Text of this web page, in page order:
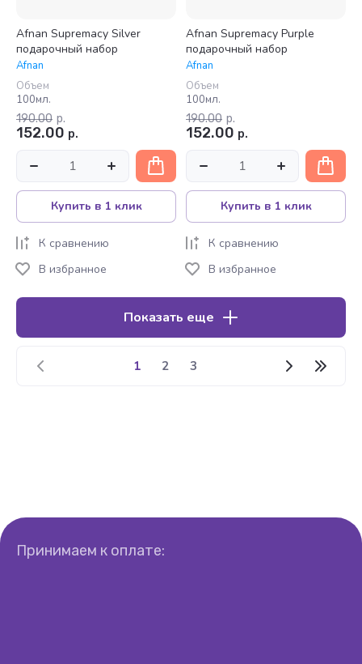
Afnan Supremacy Silver
подарочный набор
Afnan
Объем
100мл.
190.00 р.
152.00 р.
Купить в 1 клик
К сравнению
В избранное
Afnan Supremacy Purple
подарочный набор
Afnan
Объем
100мл.
190.00 р.
152.00 р.
Купить в 1 клик
К сравнению
В избранное
Показать еще
1 2 3
Принимаем к оплате: